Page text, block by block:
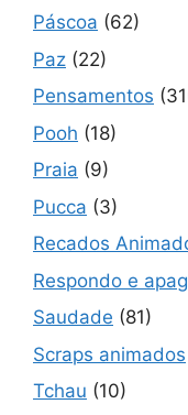
Páscoa (62)
Paz (22)
Pensamentos
Pooh (18)
Praia (9)
Pucca (3)
Recados
Respondo e
Saudade (81)
Scraps animados
Tchau (10)